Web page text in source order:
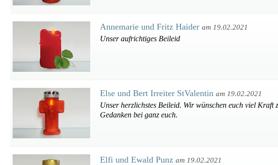
Annemarie und Fritz Haider am 19.02.2021
Unser aufrichtiges Beileid
Else und Bert Irreiter StValentin am 19.02.2021
Unser herzlichstes Beileid. Wir wünschen euch viel Kraft
Gedanken bei ganz euch.
Elfi und Ewald Punz am 19.02.2021